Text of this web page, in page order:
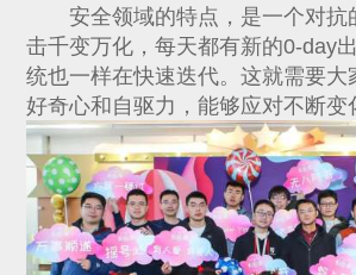
安全领域的特点，是一个对抗
击千变万化，每天都有新的0-day
统也一样在快速迭代。这就需要大
好奇心和自驱力，能够应对不断变